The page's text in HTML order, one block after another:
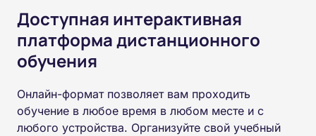
Доступная интерактивная
платформа дистанционного
обучения
Онлайн-формат позволяет вам проходить
обучение в любое время в любом месте и с
любого устройства. Организуйте свой учебный